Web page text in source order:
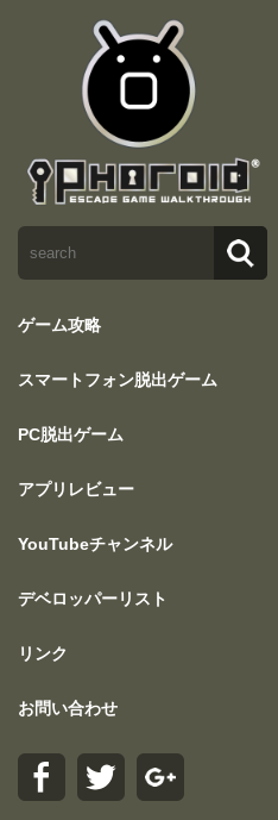
ゲーム攻略
スマートフォン脱出ゲーム
PC脱出ゲーム
アプリレビュー
YouTubeチャンネル
デベロッパーリスト
リンク
お問い合わせ